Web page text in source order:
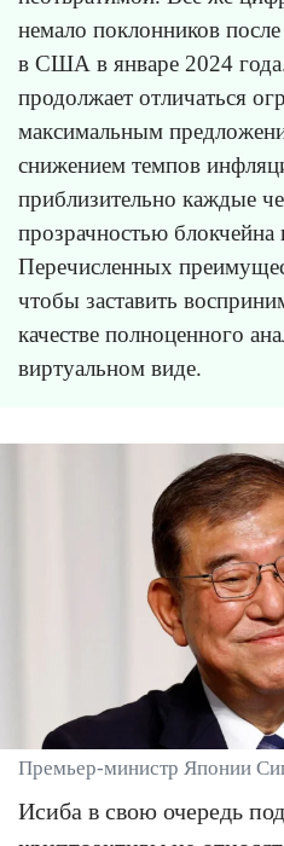
немало поклонников
в США в январе 2024
продолжает отличаться
максимальным
снижением темпов
приблизительно каждые
прозрачностью блокчейна
Перечисленных
чтобы заставить
качестве полноценного
виртуальном виде.
Премьер-министр Японии
Исиба в свою очередь